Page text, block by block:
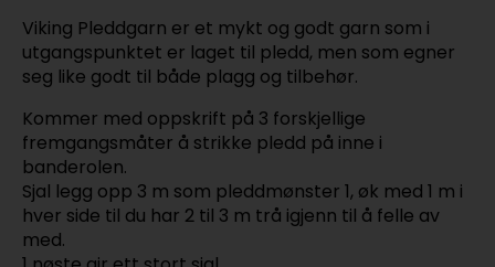
Viking Pleddgarn er et mykt og godt garn som i
utgangspunktet er laget til pledd, men som egner
seg like godt til både plagg og tilbehør.
Kommer med oppskrift på 3 forskjellige
fremgangsmåter å strikke pledd på inne i
banderolen.
Sjal legg opp 3 m som pleddmønster 1, øk med 1 m i
hver side til du har 2 til 3 m trå igjenn til å felle av
med.